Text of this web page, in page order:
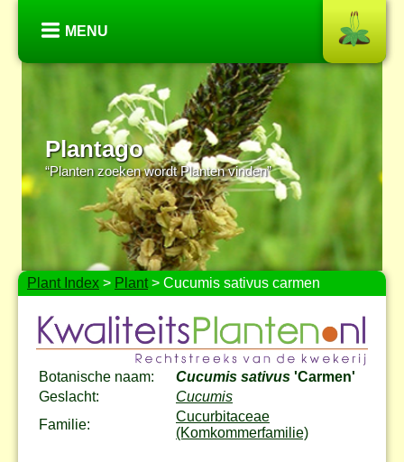
MENU
Plantago
“Planten zoeken wordt Planten vinden”
Plant Index > Plant> Cucumis sativus carmen
Botanische naam: Cucumis sativus 'Carmen'
Geslacht:
Cucumis
Familie:
Cucurbitaceae
(Komkommerfamilie)